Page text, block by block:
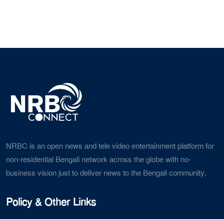
NRBC is an open news and tele video entertainment platform for
non-residential Bengali network across the globe with no-
business vision just to deliver news to the Bengali community.
Policy & Other Links